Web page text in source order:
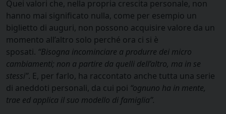
Quei valori che, nella propria crescita personale, non
hanno mai significato nulla, come per esempio un
biglietto di auguri, non possono acquisire valore da un
momento all’altro solo perché ora ci si è
sposati. “Bisogna incominciare a produrre dei micro
cambiamenti; non a partire da quelli dell’altro, ma in se
stessi”. E, per farlo, ha raccontato anche tutta una serie
di aneddoti personali, da cui poi “ognuno ha in mente,
trae ed applica il suo modello di famiglia”.